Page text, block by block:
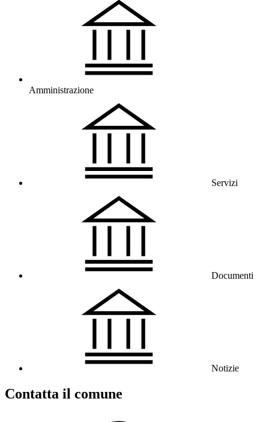
Amministrazione
Servizi
Documenti
Notizie
Contatta il comune